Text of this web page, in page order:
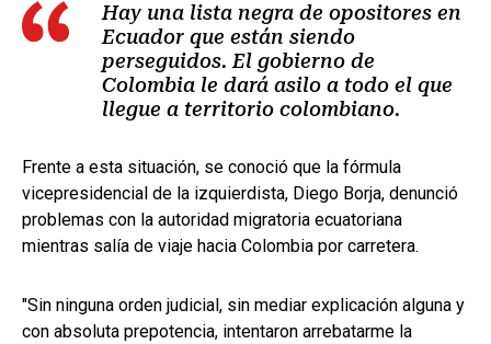
Hay una lista negra de opositores en
Ecuador que están siendo
perseguidos. El gobierno de
Colombia le dará asilo a todo el que
llegue a territorio colombiano.
Frente a esta situación, se conoció que la fórmula
vicepresidencial de la izquierdista, Diego Borja, denunció
problemas con la autoridad migratoria ecuatoriana
mientras salía de viaje hacia Colombia por carretera.
"Sin ninguna orden judicial, sin mediar explicación alguna y
con absoluta prepotencia, intentaron arrebatarme la